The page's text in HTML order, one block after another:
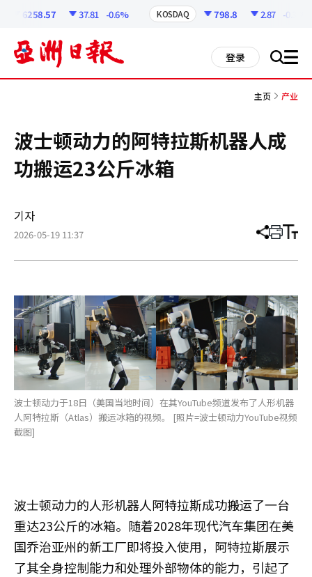
6258.57 37.81 -0.6% KOSDAQ 798.8 2.87 -0.36%
登录 搜 all
主页 产业
波士顿动力的阿特拉斯机器人成
功搬运23公斤冰箱
기자
2026-05-19 11:37 分
章
打 调
小
波士顿动力于18日（美国当地时间）在其YouTube频道发布了人形机器
人阿特拉斯（Atlas）搬运冰箱的视频。 [照片=波士顿动力YouTube视频
截图]
波士顿动力的人形机器人阿特拉斯成功搬运了一台
重达23公斤的冰箱。随着2028年现代汽车集团在美
国乔治亚州的新工厂即将投入使用，阿特拉斯展示
了其全身控制能力和处理外部物体的能力，引起了